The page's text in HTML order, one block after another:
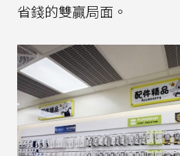
省錢的雙贏局面。